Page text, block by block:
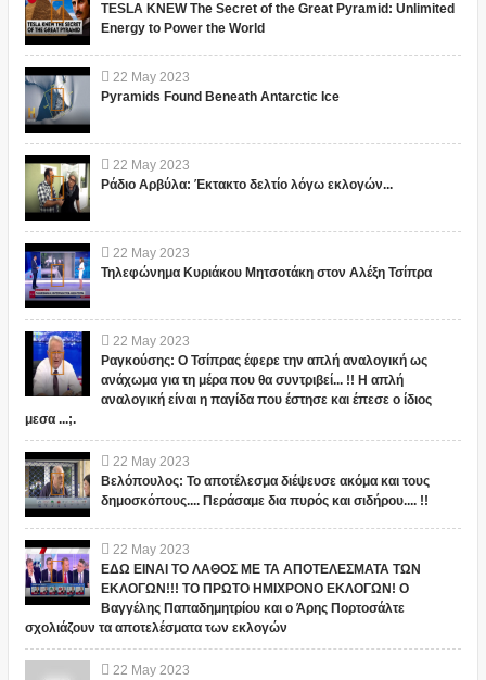
TESLA KNEW The Secret of the Great Pyramid: Unlimited
Energy to Power the World
22 May 2023
Pyramids Found Beneath Antarctic Ice
22 May 2023
Ράδιο Αρβύλα: Έκτακτο δελτίο λόγω εκλογών...
22 May 2023
Τηλεφώνημα Κυριάκου Μητσοτάκη στον Αλέξη Τσίπρα
22 May 2023
Ραγκούσης: Ο Τσίπρας έφερε την απλή αναλογική ως
ανάχωμα για τη μέρα που θα συντριβεί... !! Η απλή
αναλογική είναι η παγίδα που έστησε και έπεσε ο ίδιος
μεσα ...;.
22 May 2023
Βελόπουλος: Το αποτέλεσμα διέψευσε ακόμα και τους
δημοσκόπους.... Περάσαμε δια πυρός και σιδήρου.... !!
22 May 2023
ΕΔΩ ΕΙΝΑΙ ΤΟ ΛΑΘΟΣ ΜΕ ΤΑ ΑΠΟΤΕΛΕΣΜΑΤΑ ΤΩΝ
ΕΚΛΟΓΩΝ!!! ΤΟ ΠΡΩΤΟ ΗΜΙΧΡΟΝΟ ΕΚΛΟΓΩΝ! Ο
Βαγγέλης Παπαδημητρίου και ο Άρης Πορτοσάλτε
σχολιάζουν τα αποτελέσματα των εκλογών
22 May 2023